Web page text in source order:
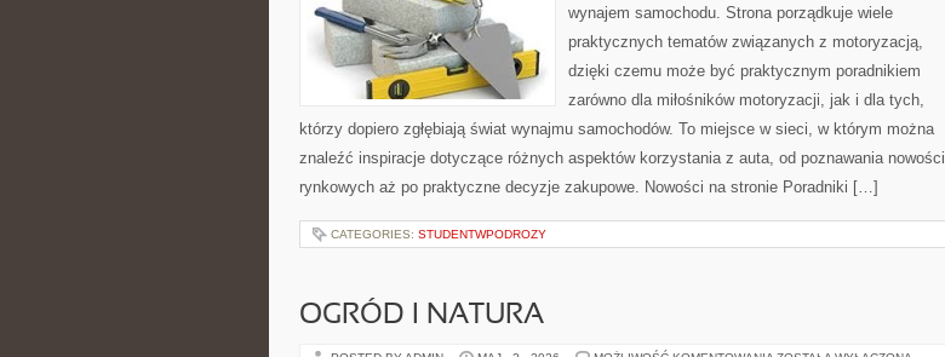
wynajem samochodu. Strona porządkuje wiele
praktycznych tematów związanych z motoryzacją,
dzięki czemu może być praktycznym poradnikiem
zarówno dla miłośników motoryzacji, jak i dla tych,
którzy dopiero zgłębiają świat wynajmu samochodów. To miejsce w sieci, w którym można
znaleźć inspiracje dotyczące różnych aspektów korzystania z auta, od poznawania nowości
rynkowych aż po praktyczne decyzje zakupowe. Nowości na stronie Poradniki […]
CATEGORIES: STUDENTWPODROZY
OGRÓD I NATURA